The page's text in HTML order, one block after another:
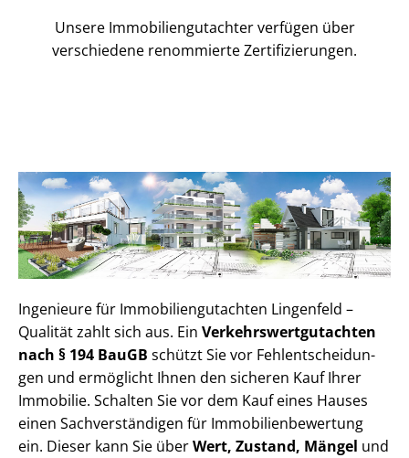
Unsere Immobilien­gutachter verfügen über
verschiedene renommierte Zer­ti­fi­zie­run­gen.
Ingenieure für Im­mo­bi­li­en­gut­ach­ten Lingenfeld –
Qualität zahlt sich aus. Ein Ver­kehrs­wert­gut­ach­ten
nach § 194 BauGB schützt Sie vor Fehl­ent­schei­dun­
gen und ermöglicht Ihnen den sicheren Kauf Ihrer
Immobilie. Schalten Sie vor dem Kauf eines Hauses
einen Sach­ver­stän­di­gen für Im­mo­bi­li­en­be­wer­tung
ein. Dieser kann Sie überWert, Zustand, Mängel und